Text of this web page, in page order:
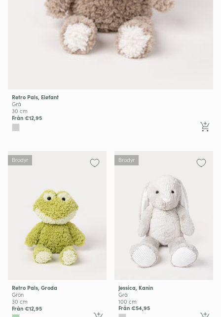
Retro Pals, Elefant
Grå
30 cm
Från €12,95
Brodyr
Retro Pals, Groda
Grön
30 cm
Från €12,95
Brodyr
Jessica, Kanin
Grå
100 cm
Från €54,95